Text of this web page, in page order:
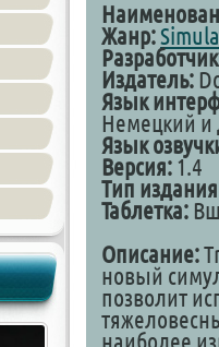
Жанр:
Издатель:
Язык
Немецкий и
Язык
Версия: 1.4
Тип
Таблетка:
Описание:
новый
позволит
наиболее